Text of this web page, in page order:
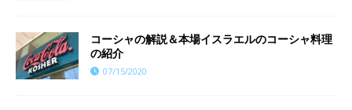
コーシャの解説＆本場イスラエルのコーシャ料理
の紹介
07/15/2020